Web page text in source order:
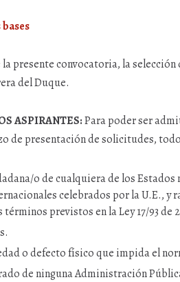
la presente convocatoria, la selección
del Duque.
ASPIRANTES:Para poder ser
de presentación de solicitudes,
o de cualquiera de los
celebrados por la U.E., y
previstos en la Ley 17/93
o defecto físico que impida el
de ninguna Administración